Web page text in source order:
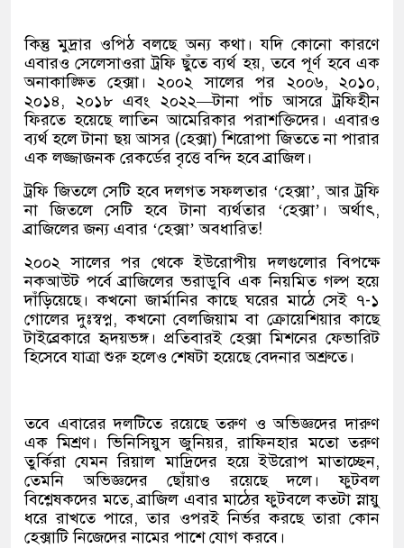
কিন্তু মুদ্রার ওপিঠ বলছে অন্য কথা। যদি কোনো কারণে
এবারও সেলেসাওরা ট্রফি ছুঁতে ব্যর্থ হয়, তবে পূর্ণ হবে এক
অনাকাঙ্ক্ষিত হেক্সা। ২০০২ সালের পর ২০০৬, ২০১০,
২০১৪, ২০১৮ এবং ২০২২—টানা পাঁচ আসরে ট্রফিহীন
ফিরতে হয়েছে লাতিন আমেরিকার পরাশক্তিদের। এবারও
ব্যর্থ হলে টানা ছয় আসর (হেক্সা) শিরোপা জিততে না পারার
এক লজ্জাজনক রেকর্ডের বৃত্তে বন্দি হবে ব্রাজিল।
ট্রফি জিতলে সেটি হবে দলগত সফলতার ‘হেক্সা’, আর ট্রফি
না জিতলে সেটি হবে টানা ব্যর্থতার ‘হেক্সা’। অর্থাৎ,
ব্রাজিলের জন্য এবার ‘হেক্সা’ অবধারিত!
২০০২ সালের পর থেকে ইউরোপীয় দলগুলোর বিপক্ষে
নকআউট পর্বে ব্রাজিলের ভরাডুবি এক নিয়মিত গল্প হয়ে
দাঁড়িয়েছে। কখনো জার্মানির কাছে ঘরের মাঠে সেই ৭-১
গোলের দুঃস্বপ্ন, কখনো বেলজিয়াম বা ক্রোয়েশিয়ার কাছে
টাইব্রেকারে হৃদয়ভঙ্গ। প্রতিবারই হেক্সা মিশনের ফেভারিট
হিসেবে যাত্রা শুরু হলেও শেষটা হয়েছে বেদনার অশ্রুতে।
তবে এবারের দলটিতে রয়েছে তরুণ ও অভিজ্ঞদের দারুণ
এক মিশ্রণ। ভিনিসিয়ুস জুনিয়র, রাফিনহার মতো তরুণ
তুর্কিরা যেমন রিয়াল মাদ্রিদের হয়ে ইউরোপ মাতাচ্ছেন,
তেমনি অভিজ্ঞদের ছোঁয়াও রয়েছে দলে। ফুটবল
বিশ্লেষকদের মতে, ব্রাজিল এবার মাঠের ফুটবলে কতটা স্নায়ু
ধরে রাখতে পারে, তার ওপরই নির্ভর করছে তারা কোন
হেক্সাটি নিজেদের নামের পাশে যোগ করবে।